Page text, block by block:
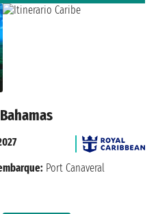
Port Canaveral